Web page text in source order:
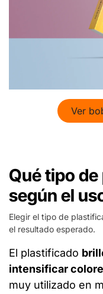
Ver
Qué tipo
según el
Elegir el tipo de
el resultado esperado.
El plastificado
intensificar
muy utilizado en